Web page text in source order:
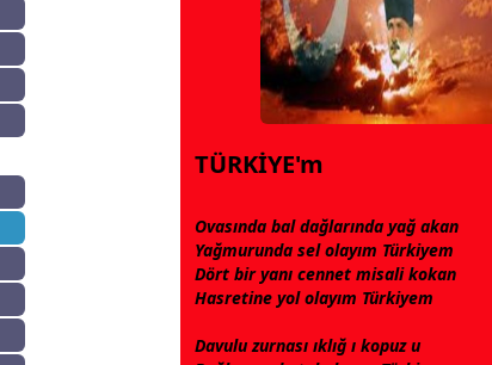
TÜRKİYE'm
Ovasında bal dağlarında yağ akan
Yağmurunda sel olayım Türkiyem
Dört bir yanı cennet misali kokan
Hasretine yol olayım Türkiyem
Davulu zurnası ıklığ ı kopuz u